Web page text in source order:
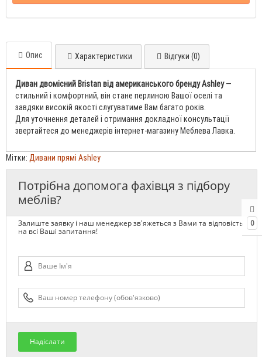
0
Опис Характеристики Відгуки (0)
Диван двомісний Bristan від американського бренду Ashley—
стильний і комфортний, він стане перлиною Вашої оселі та
завдяки високій якості слугуватиме Вам багато років.
Для уточнення деталей і отримання докладної консультації
звертайтеся до менеджерів інтернет-магазину Меблева Лавка.
Мітки: Дивани прямі Ashley
Потрібна допомога фахівця з підбору
меблів?
Залиште заявку і наш менеджер зв'яжеться з Вами та відповість
на всі Ваші запитання!
Надіслати